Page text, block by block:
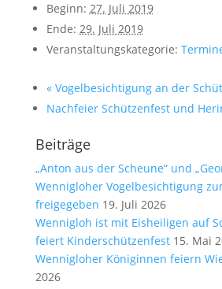
Beginn: 27. Juli 2019
Ende: 29. Juli 2019
Veranstaltungskategorie:
«Vogelbesichtigung an der
Nachfeier Schützenfest und
Beiträge
„Anton aus der Scheune“ und
Wennigloher Vogelbesichtigung
freigegeben 19. Juli 2026
Wennigloh ist mit Eisheiligen auf
feiert Kinderschützenfest 15. Mai
Wennigloher Königinnen feiern
2026